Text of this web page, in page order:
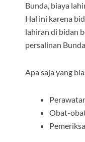
Bunda, biaya
Hal ini karena
lahiran di bidan
persalinan
Apa saja yang
Obat-